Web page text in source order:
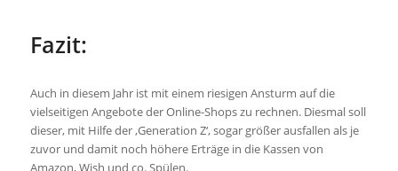
Fazit:
Auch in diesem Jahr ist mit einem riesigen Ansturm auf die
vielseitigen Angebote der Online-Shops zu rechnen. Diesmal soll
dieser, mit Hilfe der ‚Generation Z‘, sogar größer ausfallen als je
zuvor und damit noch höhere Erträge in die Kassen von
Amazon, Wish und co. Spülen.